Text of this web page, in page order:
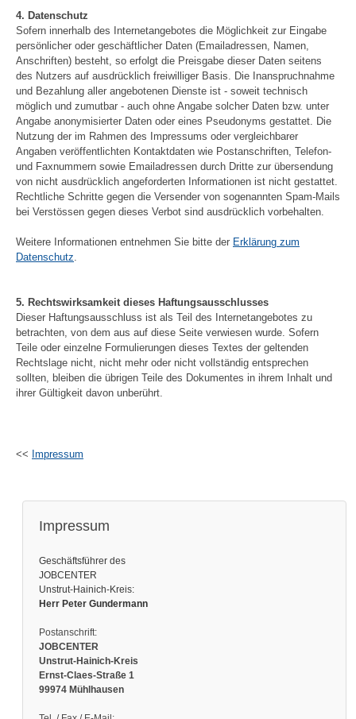
4. Datenschutz
Sofern innerhalb des Internetangebotes die Möglichkeit zur Eingabe
persönlicher oder geschäftlicher Daten (Emailadressen, Namen,
Anschriften) besteht, so erfolgt die Preisgabe dieser Daten seitens
des Nutzers auf ausdrücklich freiwilliger Basis. Die Inanspruchnahme
und Bezahlung aller angebotenen Dienste ist - soweit technisch
möglich und zumutbar - auch ohne Angabe solcher Daten bzw. unter
Angabe anonymisierter Daten oder eines Pseudonyms gestattet. Die
Nutzung der im Rahmen des Impressums oder vergleichbarer
Angaben veröffentlichten Kontaktdaten wie Postanschriften, Telefon-
und Faxnummern sowie Emailadressen durch Dritte zur übersendung
von nicht ausdrücklich angeforderten Informationen ist nicht gestattet.
Rechtliche Schritte gegen die Versender von sogenannten Spam-Mails
bei Verstössen gegen dieses Verbot sind ausdrücklich vorbehalten.
Weitere Informationen entnehmen Sie bitte der Erklärung zum
Datenschutz.
5. Rechtswirksamkeit dieses Haftungsausschlusses
Dieser Haftungsausschluss ist als Teil des Internetangebotes zu
betrachten, von dem aus auf diese Seite verwiesen wurde. Sofern
Teile oder einzelne Formulierungen dieses Textes der geltenden
Rechtslage nicht, nicht mehr oder nicht vollständig entsprechen
sollten, bleiben die übrigen Teile des Dokumentes in ihrem Inhalt und
ihrer Gültigkeit davon unberührt.
<< Impressum
Impressum
Geschäftsführer des
JOBCENTER
Unstrut-Hainich-Kreis:
Herr Peter Gundermann
Postanschrift:
JOBCENTER
Unstrut-Hainich-Kreis
Ernst-Claes-Straße 1
99974 Mühlhausen